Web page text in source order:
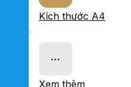
Kích thước A4
Xem thêm